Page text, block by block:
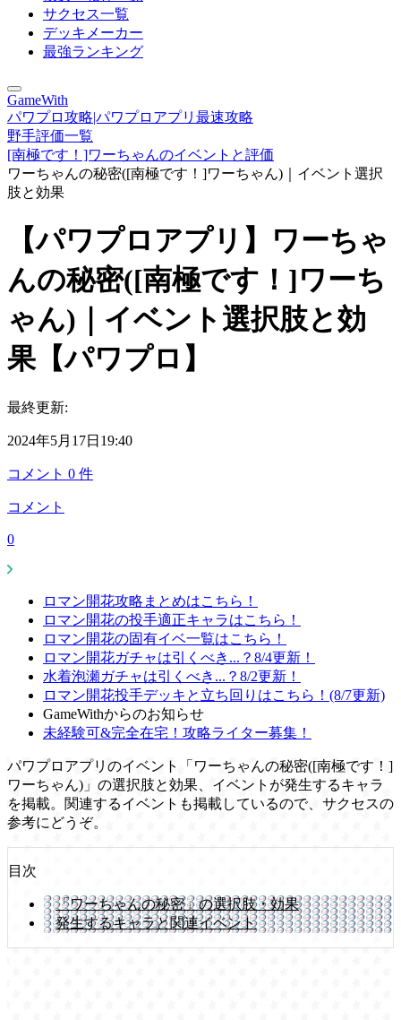
サクセス一覧
デッキメーカー
最強ランキング
GameWith
パワプロ攻略|パワプロアプリ最速攻略
野手評価一覧
[南極です！]ワーちゃんのイベントと評価
ワーちゃんの秘密([南極です！]ワーちゃん)｜イベント選択
肢と効果
【パワプロアプリ】ワーちゃ
んの秘密([南極です！]ワーち
ゃん)｜イベント選択肢と効
果【パワプロ】
最終更新:
2024年5月17日19:40
コメント 0 件
コメント
0
ロマン開花攻略まとめはこちら！
ロマン開花の投手適正キャラはこちら！
ロマン開花の固有イベ一覧はこちら！
ロマン開花ガチャは引くべき...？8/4更新！
水着泡瀬ガチャは引くべき...？8/2更新！
ロマン開花投手デッキと立ち回りはこちら！(8/7更新)
GameWithからのお知らせ
未経験可&完全在宅！攻略ライター募集！
パワプロアプリのイベント「ワーちゃんの秘密([南極です！]
ワーちゃん)」の選択肢と効果、イベントが発生するキャラ
を掲載。関連するイベントも掲載しているので、サクセスの
参考にどうぞ。
目次
「ワーちゃんの秘密」の選択肢・効果
発生するキャラと関連イベント